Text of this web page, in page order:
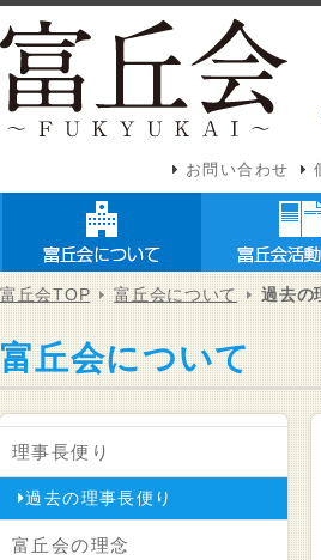
お問い合わせ
富丘会TOP 富丘会について 過去の
富丘会について
理事長便り
過去の理事長便り
富丘会の理念